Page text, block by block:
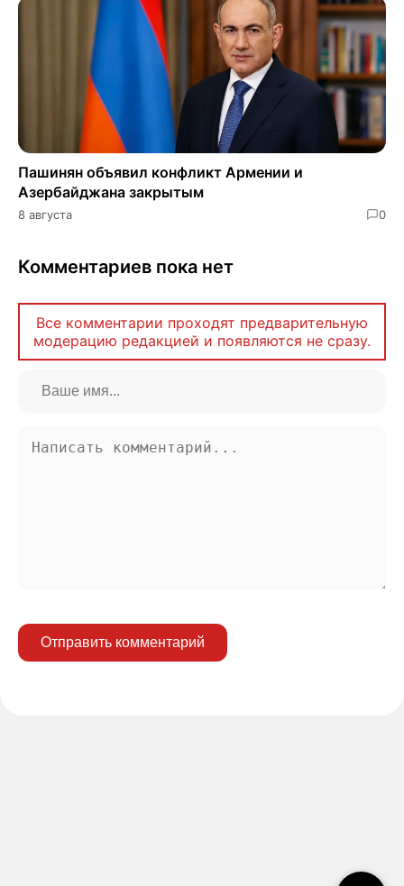
Пашинян объявил конфликт Армении и
Азербайджана закрытым
8 августа 0
Комментариев пока нет
Все комментарии проходят предварительную
модерацию редакцией и появляются не сразу.
Отправить комментарий